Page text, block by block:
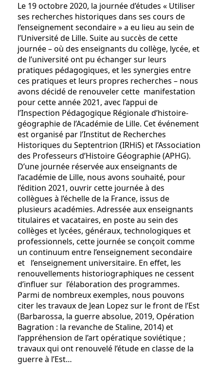
Le 19 octobre 2020, la journée d’études « Utiliser
ses recherches historiques dans ses cours de
l’enseignement secondaire » a eu lieu au sein de
l’Université de Lille. Suite au succès de cette
journée – où des enseignants du collège, lycée, et
de l’université ont pu échanger sur leurs
pratiques pédagogiques, et les synergies entre
ces pratiques et leurs propres recherches – nous
avons décidé de renouveler cette manifestation
pour cette année 2021, avec l’appui de
l’Inspection Pédagogique Régionale d’histoire-
géographie de l’Académie de Lille. Cet événement
est organisé par l’Institut de Recherches
Historiques du Septentrion (IRHiS) et l’Association
des Professeurs d’Histoire Géographie (APHG).
D’une journée réservée aux enseignants de
l’académie de Lille, nous avons souhaité, pour
l’édition 2021, ouvrir cette journée à des
collègues à l’échelle de la France, issus de
plusieurs académies. Adressée aux enseignants
titulaires et vacataires, en poste au sein des
collèges et lycées, généraux, technologiques et
professionnels, cette journée se conçoit comme
un continuum entre l’enseignement secondaire
et l’enseignement universitaire. En effet, les
renouvellements historiographiques ne cessent
d’influer sur l’élaboration des programmes.
Parmi de nombreux exemples, nous pouvons
citer les travaux de Jean Lopez sur le front de l’Est
(Barbarossa, la guerre absolue, 2019, Opération
Bagration : la revanche de Staline, 2014) et
l’appréhension de l’art opératique soviétique ;
travaux qui ont renouvelé l’étude en classe de la
guerre à l’Est…